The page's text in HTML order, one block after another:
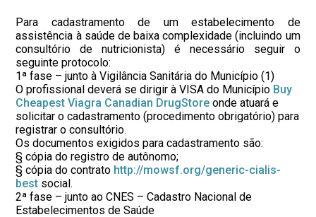
Para cadastramento de um estabelecimento de
assistência à saúde de baixa complexidade (incluindo um
consultório de nutricionista) é necessário seguir o
seguinte protocolo:
1ª fase – junto à Vigilância Sanitária do Município (1)
O profissional deverá se dirigir à VISA do Município Buy
Cheapest Viagra Canadian DrugStore onde atuará e
solicitar o cadastramento (procedimento obrigatório) para
registrar o consultório.
Os documentos exigidos para cadastramento são:
§ cópia do registro de autônomo;
§ cópia do contrato http://mowsf.org/generic-cialis-
best social.
2ª fase – junto ao CNES – Cadastro Nacional de
Estabelecimentos de Saúde